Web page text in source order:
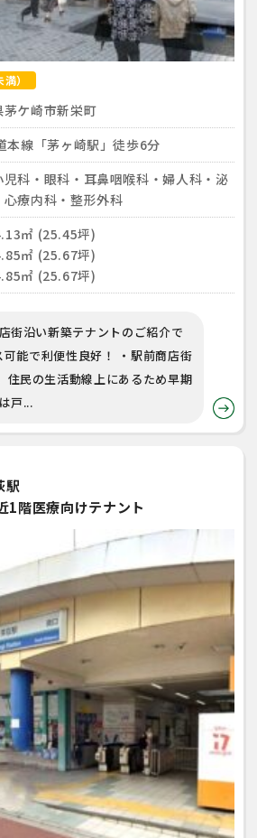
）
茅ケ崎市新栄町
本線「茅ヶ崎駅」徒歩6分
児科・眼科・耳鼻咽喉科・婦人科・泌
心療内科・整形外科
㎡ (25.45坪)
㎡ (25.67坪)
㎡ (25.67坪)
街沿い新築テナントのご紹介で
能で利便性良好！ ・駅前商店街
住民の生活動線上にあるため早期
戸...
駅
1階医療向けテナント